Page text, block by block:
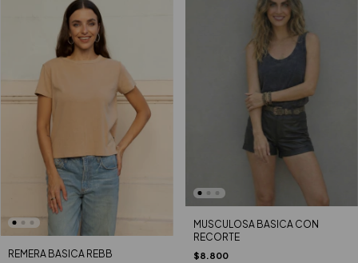
REMERA BASICA REBB
MUSCULOSA BASICA CON
RECORTE
$8.800